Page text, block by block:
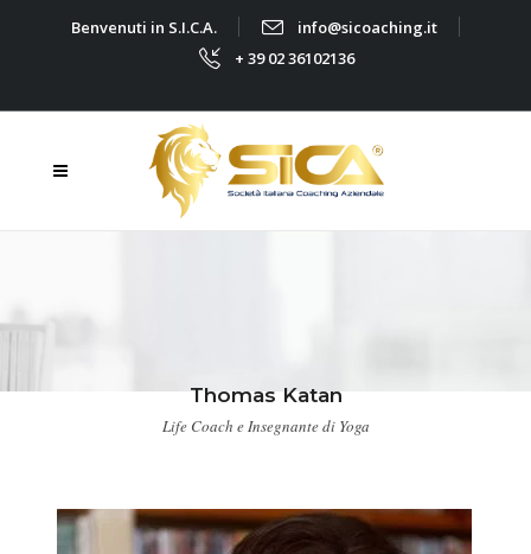
Benvenuti in S.I.C.A.
info@sicoaching.it
+ 39 02 36102136
Thomas Katan
Life Coach e Insegnante di Yoga